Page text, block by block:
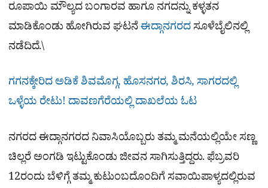
ರೂಪಾಯಿ ಮೌಲ್ಯದ ಬಂಗಾರವ ಹಾಗೂ ನಗದನ್ನು ಕಳ್ಳತನ
ಮಾಡಿಕೊಂಡು ಹೋಗಿರುವ ಘಟನೆಈದ್ಗಾನಗರದಸೂಳೆಬೈಲಿನಲ್ಲಿ
ನಡೆದಿದೆ.\
ಗಗನಕ್ಕೇರಿದ ಅಡಿಕೆ ಶಿವಮೊಗ್ಗ, ಹೊಸನಗರ, ಶಿರಸಿ, ಸಾಗರದಲ್ಲಿ
ಒಳ್ಳೆಯ ರೇಟು! ದಾವಣಗೆರೆಯಲ್ಲಿ ದಾಖಲೆಯ ಓಟ
ನಗರದ ಈದ್ಗಾನಗರದ ನಿವಾಸಿಯೊಬ್ಬರು ತಮ್ಮ ಮನೆಯಲ್ಲಿಯೇ ಸಣ್ಣ
ಚಿಲ್ಲರೆ ಅಂಗಡಿ ಇಟ್ಟುಕೊಂಡು ಜೀವನ ಸಾಗಿಸುತ್ತಿದ್ದರು. ಫೆಬ್ರವರಿ
12ರಂದು ಬೆಳಿಗ್ಗೆ ತಮ್ಮ ಕುಟುಂಬದೊಂದಿಗೆ ಸವಾಯಿಪಾಳ್ಯದಲ್ಲಿರುವ